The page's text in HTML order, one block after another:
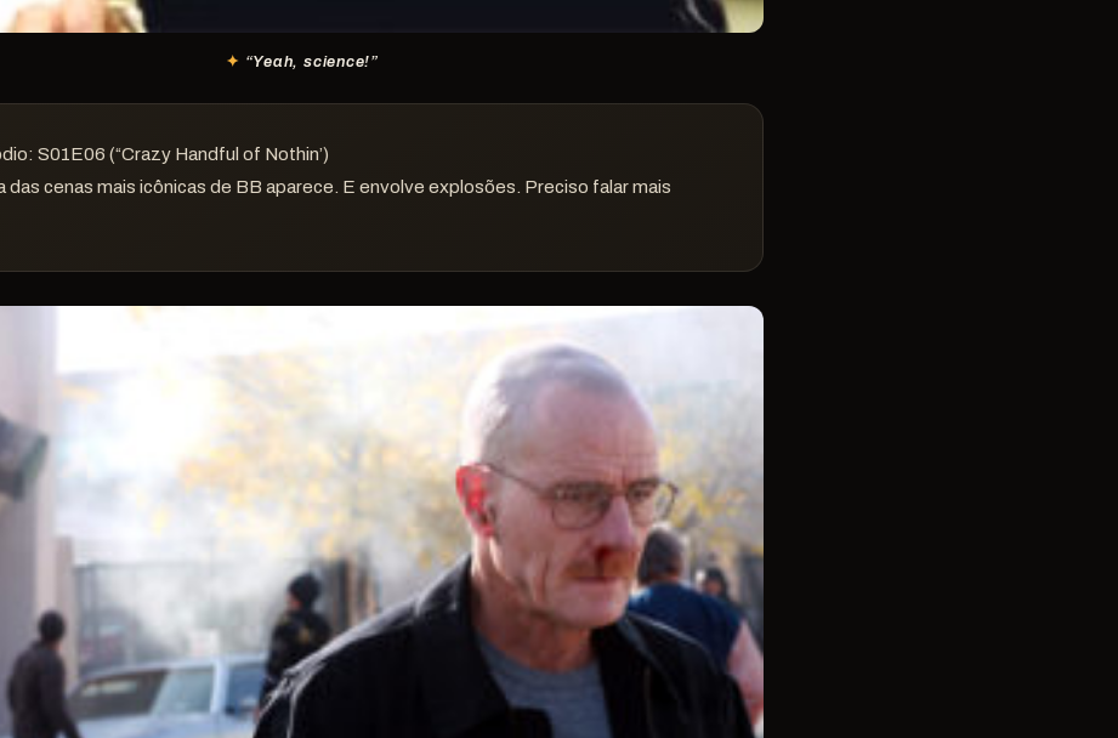
“Yeah, science!”
S01E06 (“Crazy Handful of Nothin’)
das cenas mais icônicas de BB aparece. E envolve explosões. Preciso falar mais